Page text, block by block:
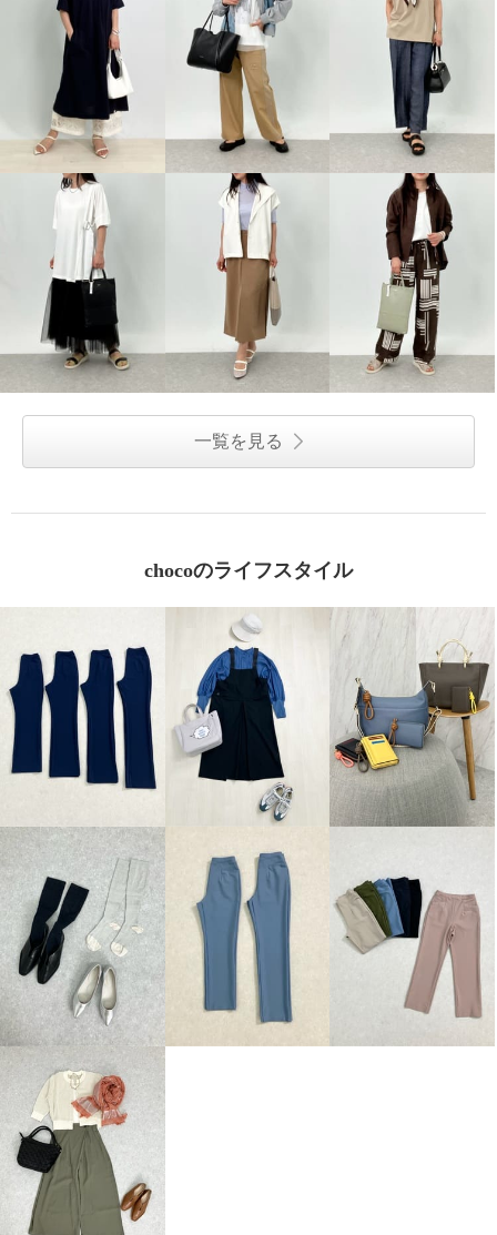
コモエリークローゼット ３Ｄポ
ラウス
オフホワイト
一覧を見る
chocoのライフスタイル